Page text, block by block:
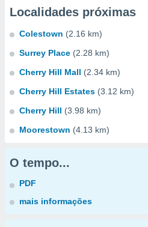
Localidades próximas
Colestown (2.16 km)
Surrey Place (2.28 km)
Cherry Hill Mall (2.34 km)
Cherry Hill Estates (3.12 km)
Cherry Hill (3.98 km)
Moorestown (4.13 km)
O tempo...
PDF
mais informações